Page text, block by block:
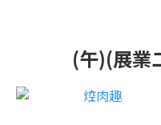
(午)(展業